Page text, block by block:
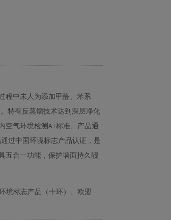
程中未人为添加甲醛、苯系
特有反蒸馏技术达到深层净化
空气环境检测A+标准、产品通
过中国环境标志产品认证，是
五合一功能，保护墙面持久靓
境标志产品（十环）、欧盟